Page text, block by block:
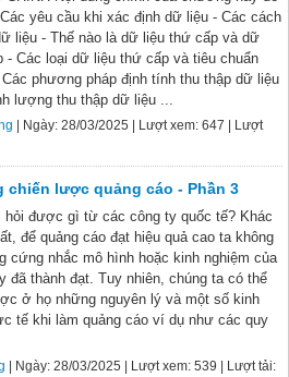
yêu cầu khi xác định dữ liệu - Các cách
liệu - Thế nào là dữ liệu thứ cấp và dữ
- Các loại dữ liệu thứ cấp và tiêu chuẩn
phương pháp định tính thu thập dữ liệu
lượng thu thập dữ liệu ...
| Ngày: 28/03/2025 | Lượt xem: 647 | Lượt
chiến lược quảng cáo - Phần 3
hỏi được gì từ các công ty quốc tế? Khác
để quảng cáo đạt hiệu quả cao ta không
cứng nhắc mô hình hoặc kinh nghiệm của
đã thành đạt. Tuy nhiên, chúng ta có thể
ở họ những nguyên lý và một số kinh
tế khi làm quảng cáo ví dụ như các quy
| Ngày: 28/03/2025 | Lượt xem: 539 | Lượt tải: